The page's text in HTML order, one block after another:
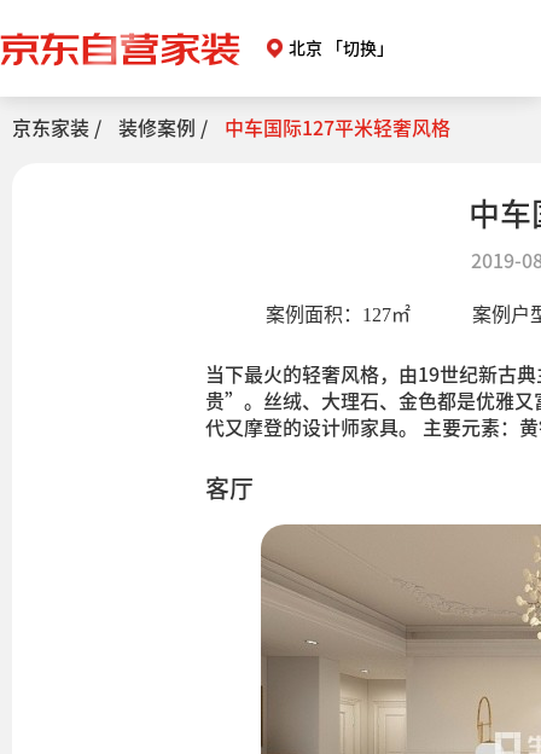
北京 「切换」
京东家装 / 装修案例 / 中车国际127平米轻奢风格
中车
2019-
案例面积： 127㎡ 案例户
当下最火的轻奢风格，由19世纪新古
贵”。丝绒、大理石、金色都是优雅又
代又摩登的设计师家具。 主要元素：
客厅